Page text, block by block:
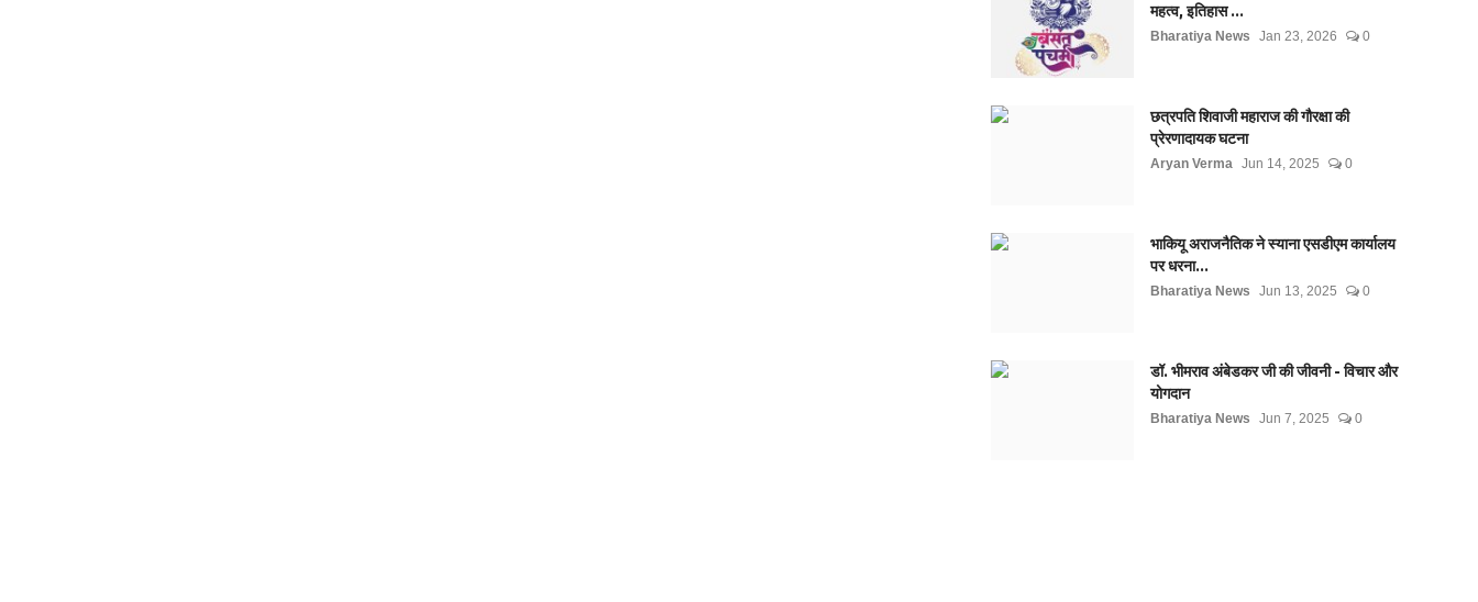
महत्व, इतिहास ...
Bharatiya News Jan 23, 2026 0
छत्रपति शिवाजी महाराज की गौरक्षा की
प्रेरणादायक घटना
Aryan Verma Jun 14, 2025 0
भाकियू अराजनैतिक ने स्याना एसडीएम कार्यालय
पर धरना...
Bharatiya News Jun 13, 2025 0
डॉ. भीमराव अंबेडकर जी की जीवनी - विचार और
योगदान
Bharatiya News Jun 7, 2025 0